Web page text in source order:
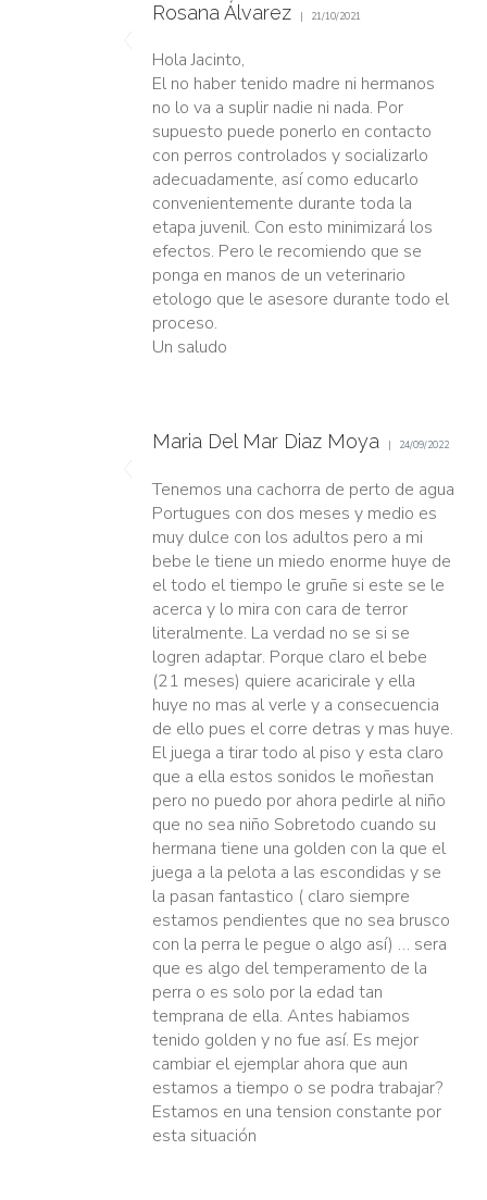
Rosana Álvarez 21/10/2021
Hola Jacinto,
El no haber tenido madre ni hermanos
no lo va a suplir nadie ni nada. Por
supuesto puede ponerlo en contacto
con perros controlados y socializarlo
adecuadamente, así como educarlo
convenientemente durante toda la
etapa juvenil. Con esto minimizará los
efectos. Pero le recomiendo que se
ponga en manos de un veterinario
etologo que le asesore durante todo el
proceso.
Un saludo
Maria Del Mar Diaz Moya 24/09/2022
Tenemos una cachorra de perto de agua
Portugues con dos meses y medio es
muy dulce con los adultos pero a mi
bebe le tiene un miedo enorme huye de
el todo el tiempo le gruñe si este se le
acerca y lo mira con cara de terror
literalmente. La verdad no se si se
logren adaptar. Porque claro el bebe
(21 meses) quiere acaricirale y ella
huye no mas al verle y a consecuencia
de ello pues el corre detras y mas huye.
El juega a tirar todo al piso y esta claro
que a ella estos sonidos le moñestan
pero no puedo por ahora pedirle al niño
que no sea niño Sobretodo cuando su
hermana tiene una golden con la que el
juega a la pelota a las escondidas y se
la pasan fantastico ( claro siempre
estamos pendientes que no sea brusco
con la perra le pegue o algo así) … sera
que es algo del temperamento de la
perra o es solo por la edad tan
temprana de ella. Antes habiamos
tenido golden y no fue así. Es mejor
cambiar el ejemplar ahora que aun
estamos a tiempo o se podra trabajar?
Estamos en una tension constante por
esta situación